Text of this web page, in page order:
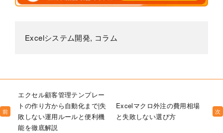
Excelシステム開発, コラム
前
エクセル顧客管理テンプレー
トの作り方から自動化まで|失
敗しない運用ルールと便利機
能を徹底解説
Excelマクロ外注の費用相場
と失敗しない選び方
次